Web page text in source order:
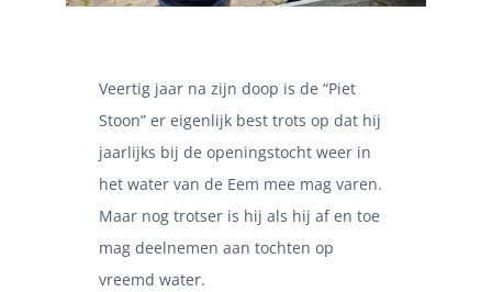
Veertig jaar na zijn doop is de “Piet
Stoon” er eigenlijk best trots op dat hij
jaarlijks bij de openingstocht weer in
het water van de Eem mee mag varen.
Maar nog trotser is hij als hij af en toe
mag deelnemen aan tochten op
vreemd water.